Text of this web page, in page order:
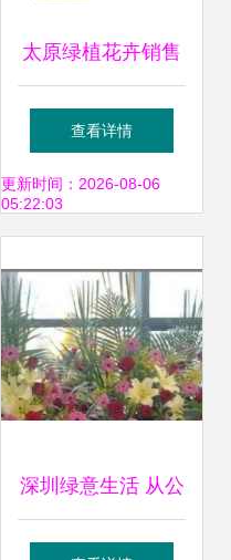
太原绿植花卉销售
租赁 打造酒店与办
公室的绿色空间
查看详情
更新时间：2026-08-06
05:22:03
深圳绿意生活 从公
司租花到室内租赁